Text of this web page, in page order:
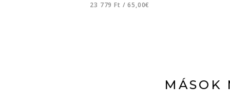
23 779 Ft / 65,00€
MÁSOK